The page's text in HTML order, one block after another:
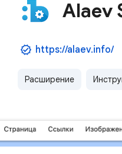
Alaev
https://alaev.info/
Расширение